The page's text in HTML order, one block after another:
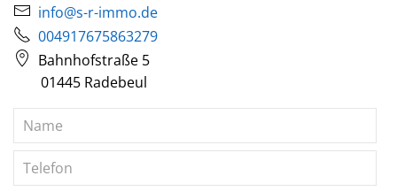
info@s-r-immo.de
004917675863279
Bahnhofstraße 5
01445 Radebeul